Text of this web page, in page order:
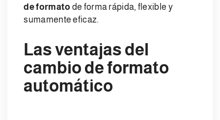
de formato de forma rápida, flexible y
sumamente eficaz.
Las ventajas del
cambio de formato
automático